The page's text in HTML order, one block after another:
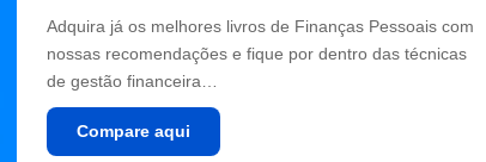
Adquira já os melhores livros de Finanças Pessoais com
nossas recomendações e fique por dentro das técnicas
de gestão financeira…
Compare aqui